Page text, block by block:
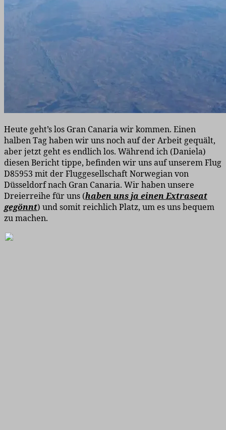
Heute geht’s los Gran Canaria wir kommen. Einen
halben Tag haben wir uns noch auf der Arbeit gequält,
aber jetzt geht es endlich los. Während ich (Daniela)
diesen Bericht tippe, befinden wir uns auf unserem Flug
D85953 mit der Fluggesellschaft Norwegian von
Düsseldorf nach Gran Canaria. Wir haben unsere
Dreierreihe für uns (haben uns ja einen Extraseat
gegönnt) und somit reichlich Platz, um es uns bequem
zu machen.